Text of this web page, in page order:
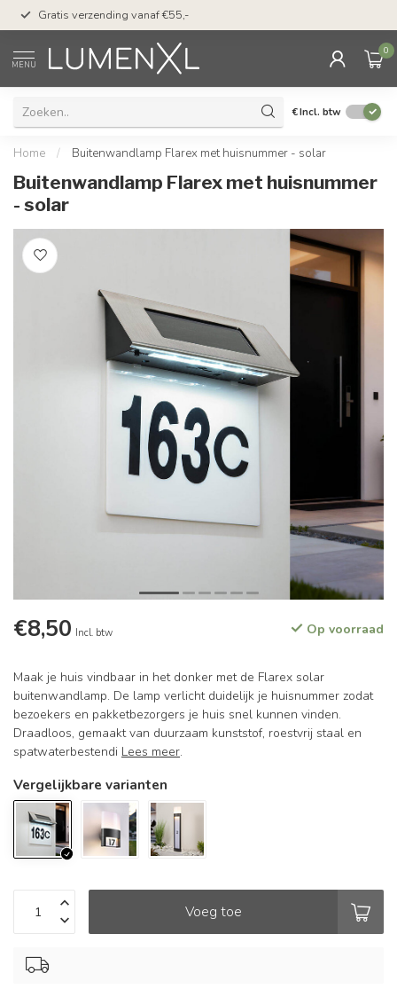
Gratis verzending vanaf €55,-
MENU
0
€Incl. btw
Home / Buitenwandlamp Flarex met huisnummer - solar
Buitenwandlamp Flarex met huisnummer
- solar
€8,50 Incl. btw Op voorraad
Maak je huis vindbaar in het donker met de Flarex solar
buitenwandlamp. De lamp verlicht duidelijk je huisnummer zodat
bezoekers en pakketbezorgers je huis snel kunnen vinden.
Draadloos, gemaakt van duurzaam kunststof, roestvrij staal en
spatwaterbestendi Lees meer.
Vergelijkbare varianten
Voeg toe